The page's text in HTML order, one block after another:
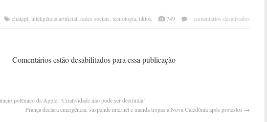
chatgpt inteligência artificial redes sociais tecnologia tiktok 749 comentários desativados
Comentários estão desabilitados para essa publicação
polêmico da Apple: ‘Criatividade não pode ser destruída’
França declara emergência, suspende internet e manda tropas a Nova Caledônia após protestos →